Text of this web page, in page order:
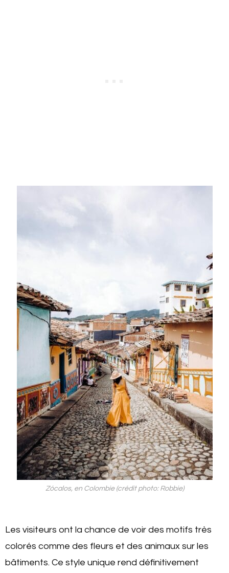
Zócalos, en Colombie (crédit photo: Robbie)
Les visiteurs ont la chance de voir des motifs très
colorés comme des fleurs et des animaux sur les
bâtiments. Ce style unique rend définitivement